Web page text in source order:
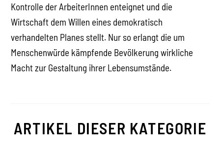
Kontrolle der ArbeiterInnen enteignet und die
Wirtschaft dem Willen eines demokratisch
verhandelten Planes stellt. Nur so erlangt die um
Menschenwürde kämpfende Bevölkerung wirkliche
Macht zur Gestaltung ihrer Lebensumstände.
ARTIKEL DIESER KATEGORIE